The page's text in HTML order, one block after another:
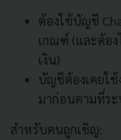
ต้องใช้บัญชี
เกณฑ์ (และต้อ
เงิน)
บัญชีต้องเคยใช้
มาก่อนตามที่ร
สำหรับคนถูกเชิญ: